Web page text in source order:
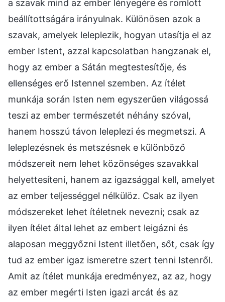
a szavak mind az ember lényegére és romlott
beállítottságára irányulnak. Különösen azok a
szavak, amelyek leleplezik, hogyan utasítja el az
ember Istent, azzal kapcsolatban hangzanak el,
hogy az ember a Sátán megtestesítője, és
ellenséges erő Istennel szemben. Az ítélet
munkája során Isten nem egyszerűen világossá
teszi az ember természetét néhány szóval,
hanem hosszú távon leleplezi és megmetszi. A
leleplezésnek és metszésnek e különböző
módszereit nem lehet közönséges szavakkal
helyettesíteni, hanem az igazsággal kell, amelyet
az ember teljességgel nélkülöz. Csak az ilyen
módszereket lehet ítéletnek nevezni; csak az
ilyen ítélet által lehet az embert leigázni és
alaposan meggyőzni Istent illetően, sőt, csak így
tud az ember igaz ismeretre szert tenni Istenről.
Amit az ítélet munkája eredményez, az az, hogy
az ember megérti Isten igazi arcát és az